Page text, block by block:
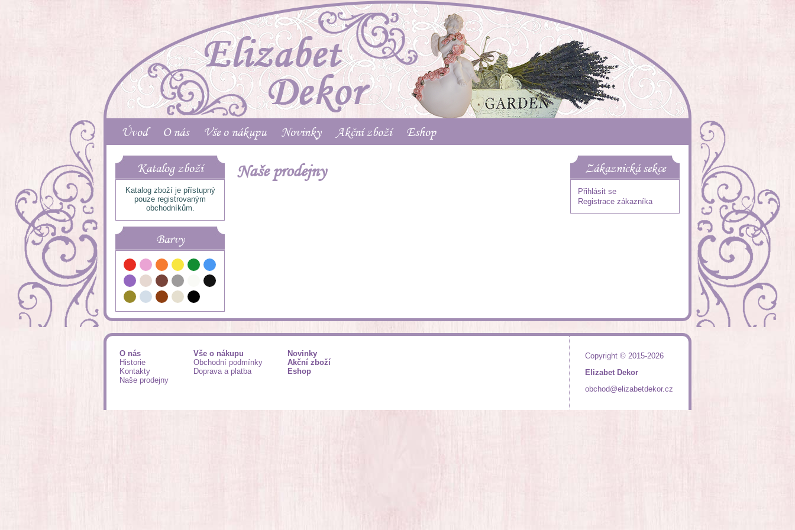
Úvod O nás Vše o nákupu Novinky Akční zboží Eshop
Katalog zboží
Katalog zboží je přístupný
pouze registrovaným
obchodníkům.
Barvy
Naše prodejny Zákaznická sekce
Přihlásit se
Registrace zákazníka
Copyright © 2015-2026
Elizabet Dekor
obchod@elizabetdekor.cz
O nás
Historie
Kontakty
Naše prodejny
Vše o nákupu
Obchodní podmínky
Doprava a platba
Novinky
Akční zboží
Eshop